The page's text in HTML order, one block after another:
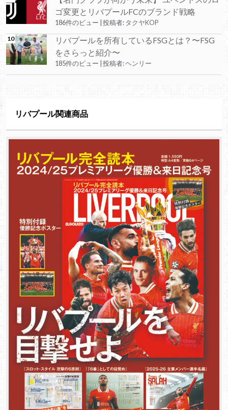
ゴ変更とリバプールFCのブランド戦略
186件のビュー 投稿者: タクヤKOP
リバプールを所有しているFSGとは？〜FSG
をさらっと紹介〜
185件のビュー 投稿者:ヘンリー
リバプール関連商品